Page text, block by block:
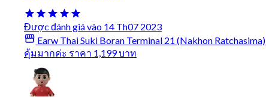
Được đánh giá vào 14 Th07 2023
Earw Thai Suki Boran Terminal 21 (Nakhon Ratchasima)
คุ้มมากค่ะ ราคา 1,199 บาท